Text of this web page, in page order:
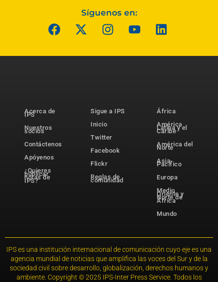
Síguenos en:
Acerca de
IPS
Nuestros
socios
Contáctenos
Apóyenos
¿Quieres
publicar
notas de
IPS?
Sigue a IPS
Inicio
Twitter
Facebook
Flickr
Reglas de
comunidad
África
América
Latina y el
Caribe
América del
Norte
Asia-
Pacífico
Europa
Medio
Oriente y
Norte de
África
Mundo
IPS es una institución internacional de comunicación cuyo eje es una
agencia mundial de noticias que amplifica las voces del Sur y de la
sociedad civil sobre desarrollo, globalización, derechos humanos y
ambiente. Copyright © 2025 IPS-Inter Press Service. Todos los